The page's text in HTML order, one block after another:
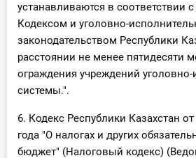
устанавливаются в соответствии
Кодексом и уголовно-
законодательством Республики
расстоянии не менее пятидесяти
ограждения учреждений
системы.".
6. Кодекс Республики Казахстан
года "О налогах и других
бюджет" (Налоговый кодекс)